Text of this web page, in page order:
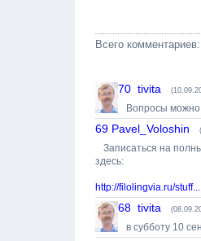
Всего комментариев:
70 tivita
Вопросы можно
69 Pavel_Voloshin
Записаться на
здесь:
http://filolingvia.ru/
68 tivita
в субботу 10